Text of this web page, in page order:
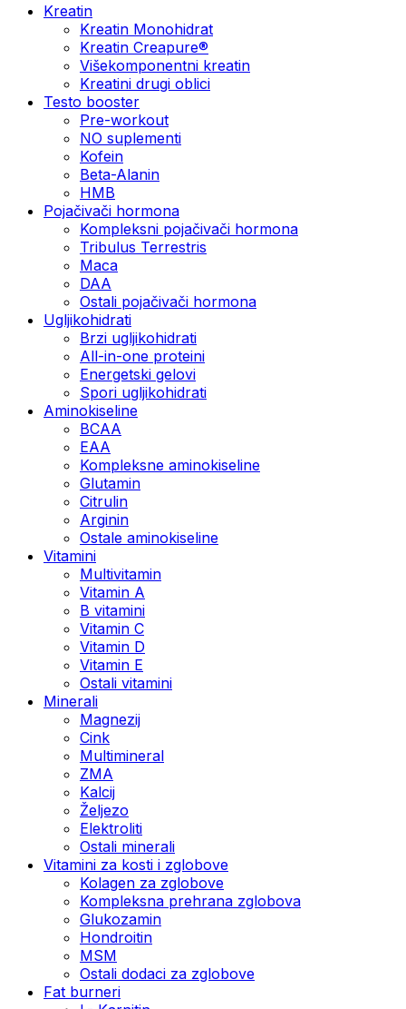
Kreatin
Kreatin Monohidrat
Kreatin Creapure®
Višekomponentni kreatin
Kreatini drugi oblici
Testo booster
Pre-workout
NO suplementi
Kofein
Beta-Alanin
HMB
Pojačivači hormona
Kompleksni pojačivači hormona
Tribulus Terrestris
Maca
DAA
Ostali pojačivači hormona
Ugljikohidrati
Brzi ugljikohidrati
All-in-one proteini
Energetski gelovi
Spori ugljikohidrati
Aminokiseline
BCAA
EAA
Kompleksne aminokiseline
Glutamin
Citrulin
Arginin
Ostale aminokiseline
Vitamini
Multivitamin
Vitamin A
B vitamini
Vitamin C
Vitamin D
Vitamin E
Ostali vitamini
Minerali
Magnezij
Cink
Multimineral
ZMA
Kalcij
Željezo
Elektroliti
Ostali minerali
Vitamini za kosti i zglobove
Kolagen za zglobove
Kompleksna prehrana zglobova
Glukozamin
Hondroitin
MSM
Ostali dodaci za zglobove
Fat burneri